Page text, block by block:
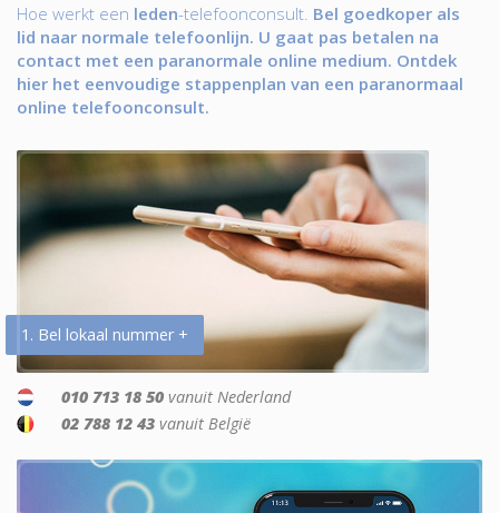
Hoe werkt een leden-telefoonconsult. Bel goedkoper als
lid naar normale telefoonlijn. U gaat pas betalen na
contact met een paranormale online medium. Ontdek
hier het eenvoudige stappenplan van een paranormaal
online telefoonconsult.
1. Bel lokaal nummer +
010 713 18 50 vanuit Nederland
02 788 12 43 vanuit België